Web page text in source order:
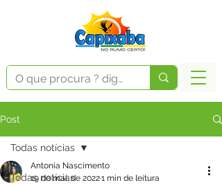
Post
Todas notícias
Todas notícias
Antonia Nascimento
19 de mai. de 20221 min de leitura